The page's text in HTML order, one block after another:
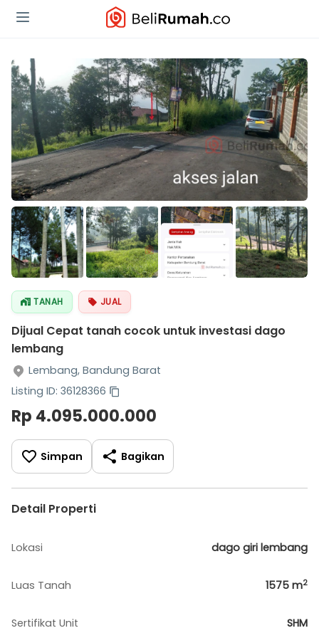
TANAH JUAL
Dijual Cepat tanah cocok untuk investasi dago
lembang
Lembang, Bandung Barat
Listing ID: 36128366
Rp 4.095.000.000
Simpan Bagikan
Detail Properti
Lokasi dago giri lembang
Luas Tanah 1575 m2
Sertifikat Unit SHM